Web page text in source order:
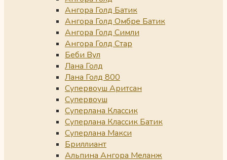
Ангора Голд Батик
Ангора Голд Омбре Батик
Ангора Голд Симли
Ангора Голд Стар
Беби Вул
Лана Голд
Лана Голд 800
Супервоуш Аритсан
Супервоуш
Суперлана Классик
Суперлана Классик Батик
Суперлана Макси
Бриллиант
Альпина Ангора Меланж